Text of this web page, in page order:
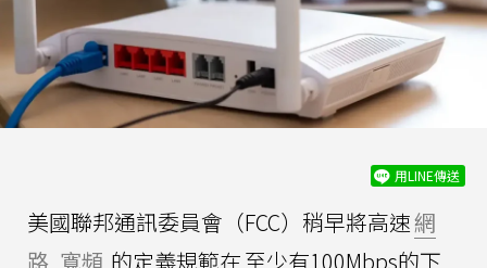
用LINE傳送
美國聯邦通訊委員會（FCC）稍早將高速網
路 寬頻 的定義規範在至少有100Mbps的下